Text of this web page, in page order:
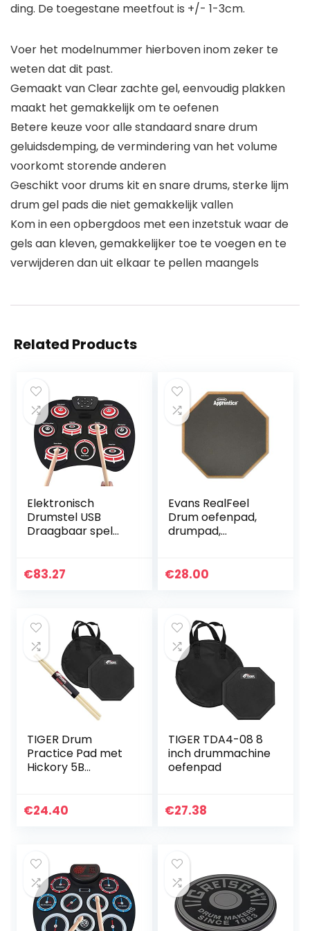
ding. De toegestane meetfout is +/- 1-3cm.
Voer het modelnummer hierboven inom zeker te
weten dat dit past.
Gemaakt van Clear zachte gel, eenvoudig plakken
maakt het gemakkelijk om te oefenen
Betere keuze voor alle standaard snare drum
geluidsdemping, de vermindering van het volume
voorkomt storende anderen
Geschikt voor drums kit en snare drums, sterke lijm
drum gel pads die niet gemakkelijk vallen
Kom in een opbergdoos met een inzetstuk waar de
gels aan kleven, gemakkelijker toe te voegen en te
verwijderen dan uit elkaar te pellen maangels
Related Products
Elektronisch
Drumstel USB
Draagbaar spel
Electronic Drum
€83.27
Evans RealFeel
Drum oefenpad,
drumpad,
rubber, enkelzijdig,
€28.00
TIGER Drum
Practice Pad met
Hickory 5B
€24.40
TIGER TDA4-08 8
inch drummachine
oefenpad
€27.38